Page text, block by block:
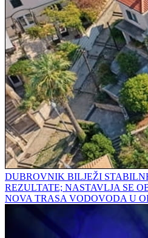
DUBROVNIK BILJEŽI
REZULTATE; NASTAVLJA SE
NOVA TRASA VODOVODA U